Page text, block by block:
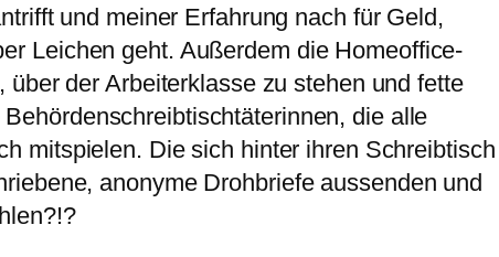
und meiner Erfahrung nach für Geld,
Leichen geht. Außerdem die Homeoffice-
über der Arbeiterklasse zu stehen und fette
die alle
mitspielen. Die sich hinter ihren Schreibtisch
anonyme Drohbriefe aussenden und